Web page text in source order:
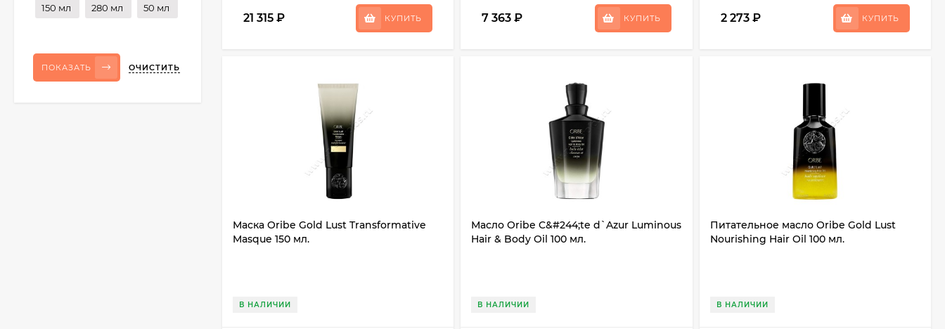
21 315 ₽ КУПИТЬ 7 363₽ КУПИТЬ 2 273 ₽ КУПИТЬ
Маска Oribe Gold Lust Transformative
Masque 150 мл.
В НАЛИЧИИ
Масло Oribe C&#244;te d`Azur Luminous
Hair & Body Oil 100 мл.
В НАЛИЧИИ
Питательное масло Oribe Gold Lust
Nourishing Hair Oil 100 мл.
В НАЛИЧИИ
150 мл 280 мл 50 мл
ПОКАЗАТЬ ОЧИСТИТЬ